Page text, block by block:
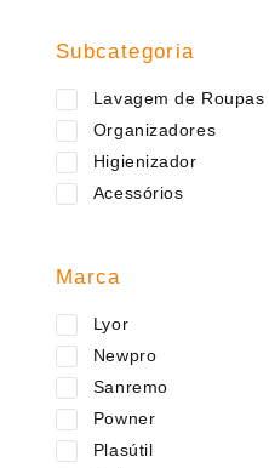
Subcategoria
Lavagem de Roupas
Organizadores
Higienizador
Acessórios
Marca
Lyor
Newpro
Sanremo
Powner
Plasútil